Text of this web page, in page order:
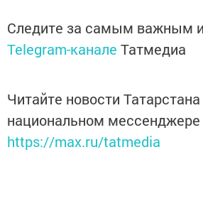
Следите за самым важным
Telegram-канале Татмедиа
Читайте новости
национальном
https://max.ru/tatmedia